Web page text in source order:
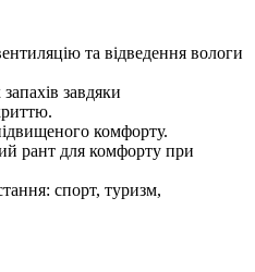
та відведення вологи
завдяки
комфорту.
рант для комфорту при
спорт, туризм,